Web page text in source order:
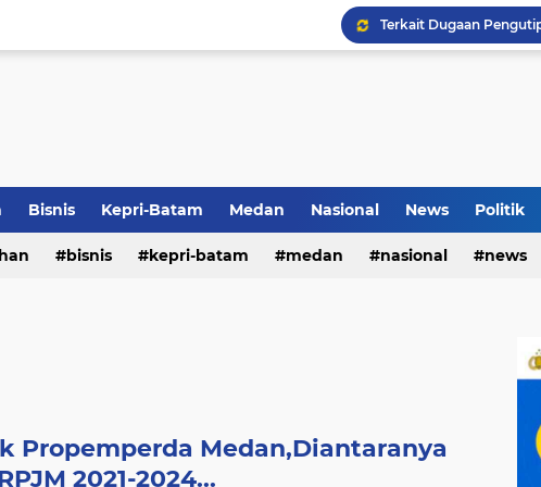
Rico di Sekolah Rakyat
Terkait Dugaan
Bisnis Kepri-Batam Medan Nasional News Politik
bisnis kepri-batam medan nasional news
Propemperda Medan,Diantaranya
2021-2024...